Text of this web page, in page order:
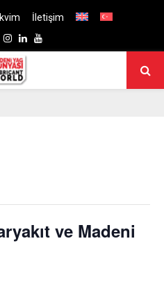
İletişim
Twitter
Instagram
LinkedinYoutube
ve Madeni